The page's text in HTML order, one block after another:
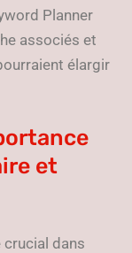
Planner
associés et
élargir
et
dans